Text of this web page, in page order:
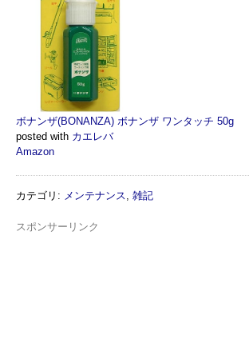
ボナンザ(BONANZA) ボナンザ ワンタッチ 50g
posted with カエレバ
Amazon
カテゴリ : メンテナンス 雑記
スポンサーリンク